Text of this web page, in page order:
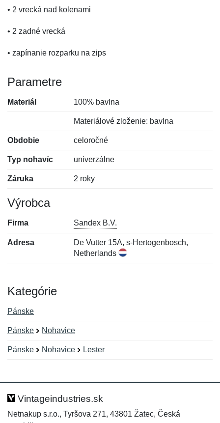
• 2 vrecká nad kolenami
• 2 zadné vrecká
• zapínanie rozparku na zips
Parametre
Materiál 100% bavlna
Materiálové zloženie: bavlna
Obdobie celoročné
Typ nohavíc univerzálne
Záruka 2 roky
Výrobca
Firma Sandex B.V.
Adresa
De Vutter 15A, s-Hertogenbosch,
Netherlands
Kategórie
Pánske
Pánske Nohavice
Pánske Nohavice Lester
Hodnotenie:
Meno:
Vintageindustries.sk
Netnakup s.r.o., Tyršova 271, 43801 Žatec, Česká